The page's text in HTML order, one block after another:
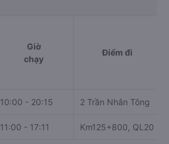
Giờ
chạy
Điểm đi
10:00 - 20:15 2 Trần Nhân Tông
11:00 - 17:11 Km125+800, QL20